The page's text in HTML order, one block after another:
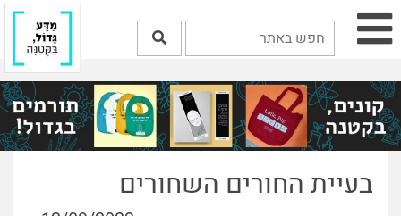
בעיית החורים השחורים